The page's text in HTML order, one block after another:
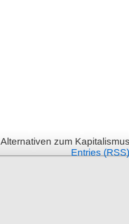
Alternativen zum
Entries (RSS)